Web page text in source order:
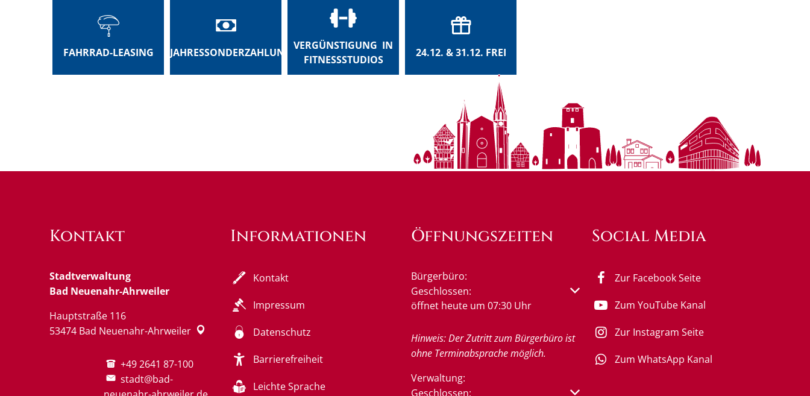
FAHRRAD-LEASING JAHRESSONDERZAHLUNG
VERGÜNSTIGUNG IN
FITNESSSTUDIOS
24.12. & 31.12. FREI
Kontakt
Stadtverwaltung
Bad Neuenahr-Ahrweiler
Hauptstraße 116
53474 Bad Neuenahr-Ahrweiler
+49 2641 87-100
stadt@bad-
Informationen
Kontakt
Impressum
Datenschutz
Barrierefreiheit
Leichte Sprache
Öffnungszeiten
Bürgerbüro:
Klicken, um weitere Öffnungs- oder Schließzeiten auszublenden
Geschlossen:
öffnet heute um 07:30 Uhr
Hinweis: Der Zutritt zum Bürgerbüro ist
ohne Terminabsprache möglich.
Verwaltung:
Klicken, um weitere Öffnungs- oder Schließzeiten auszublenden
Geschlossen:
Social Media
Zur Facebook Seite
Zum YouTube Kanal
Zur Instagram Seite
Zum WhatsApp Kanal